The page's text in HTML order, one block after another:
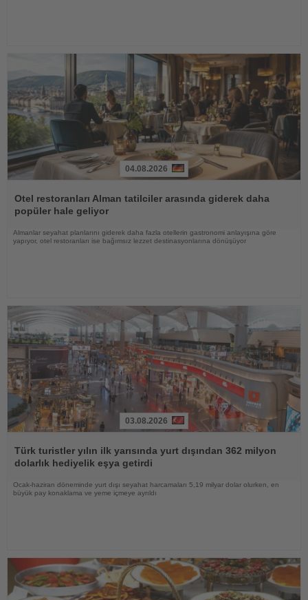
Oku
04.08.2026
Otel restoranları Alman tatilciler arasında giderek daha
popüler hale geliyor
Almanlar seyahat planlarını giderek daha fazla otellerin gastronomi anlayışına göre
yapıyor, otel restoranları ise bağımsız lezzet destinasyonlarına dönüşüyor
Oku
03.08.2026
Türk turistler yılın ilk yarısında yurt dışından 362 milyon
dolarlık hediyelik eşya getirdi
Ocak-haziran döneminde yurt dışı seyahat harcamaları 5,19 milyar dolar olurken, en
büyük pay konaklama ve yeme içmeye ayrıldı